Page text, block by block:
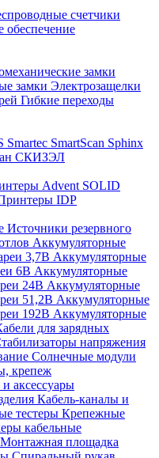
счетчики
обеспечение
замки
замки Электрозащелки
Гибкие переходы
Smartec SmartScan Sphinx
СКИЗЭЛ
Advent SOLID
IDP
Источники резервного
Аккумуляторные
3,7В Аккумуляторные
6В Аккумуляторные
24В Аккумуляторные
51,2В Аккумуляторные
192В Аккумуляторные
для зарядных
напряжения
Солнечные модули
крепеж
аксессуары
Кабель-каналы и
тестеры Крепежные
кабельные
Монтажная площадка